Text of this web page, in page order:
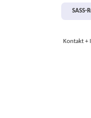
SASS-
Kontakt +